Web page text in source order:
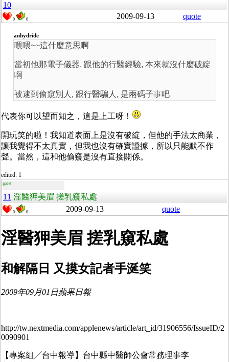
10
0 0 2009-09-13 quote
anhydride
喂喂~~這什麼意思啊
當初他那電子儀器, 跟他的行醫經驗, 本來就沒什麼破綻
啊
被逮到偷窺別人, 跟行醫騙人, 是兩碼子事吧
代表你可以望而知之，這是上工呀！
開玩笑的啦！我知道表面上是沒有破綻，但他的手法太商業，
讓我覺得不太真實，但我也沒有確實證據，所以只能默不作
聲。當然，這和他偷窺是沒有直接關係。
edited: 1
guest
11 淫醫狎美眉 搓乳窺私處
0 0 2009-09-13 quote
淫醫狎美眉 搓乳窺私處
和解隔日 又摸女記者手涎笑
2009年09月01日蘋果日報
http://tw.nextmedia.com/applenews/article/art_id/31906556/IssueID/2
0090901
【專案組╱台中報導】台中縣中醫師公會常務理事李